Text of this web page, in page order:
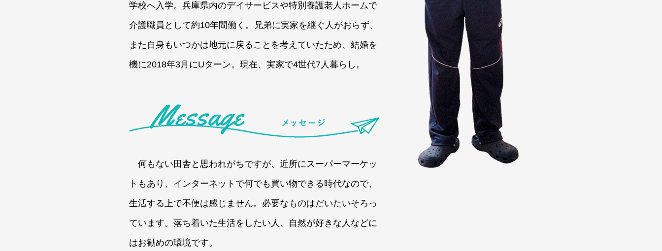
学校へ入学。兵庫県内のデイサービスや特別養護老人ホームで
介護職員として約10年間働く。兄弟に実家を継ぐ人がおらず、
また自身もいつかは地元に戻ることを考えていたため、結婚を
機に2018年3月にUターン。現在、実家で4世代7人暮らし。
何もない田舎と思われがちですが、近所にスーパーマーケッ
トもあり、インターネットで何でも買い物できる時代なので、
生活する上で不便は感じません。必要なものはだいたいそろっ
ています。落ち着いた生活をしたい人、自然が好きな人などに
はお勧めの環境です。